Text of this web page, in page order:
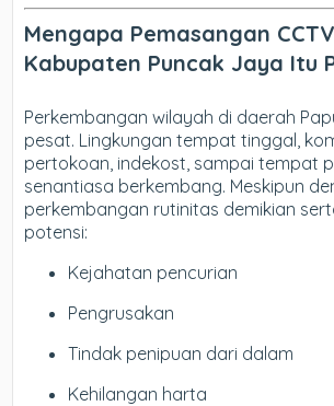
Mengapa Pemasangan
Kabupaten Puncak Jaya Itu
Perkembangan wilayah di daerah
pesat. Lingkungan tempat tinggal,
pertokoan, indekost, sampai tempat
senantiasa berkembang. Meskipun
perkembangan rutinitas demikian
potensi:
Kejahatan pencurian
Pengrusakan
Tindak penipuan dari dalam
Kehilangan harta